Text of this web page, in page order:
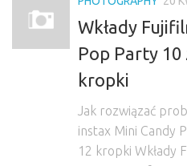
Wkłady
Pop Party 10
kropki
Jak rozwiązać
instax Mini Candy
12 kropki Wkłady